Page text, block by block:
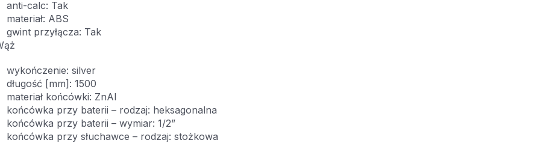
anti-calc: Tak
materiał: ABS
gwint przyłącza: Tak
wykończenie: silver
długość [mm]: 1500
materiał końcówki: ZnAl
końcówka przy baterii – rodzaj: heksagonalna
końcówka przy baterii – wymiar: 1/2”
końcówka przy słuchawce – rodzaj: stożkowa